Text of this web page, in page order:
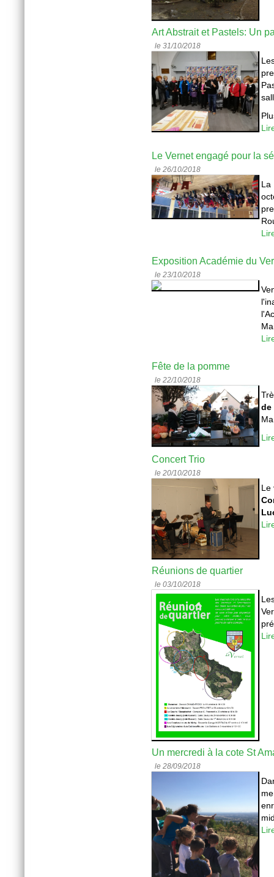
Art Abstrait et Pastels: Un
le 31/10/2018
Le Vernet engagé pour la
le 26/10/2018
Exposition Académie du
le 23/10/2018
Fête de la pomme
le 22/10/2018
de
Concert Trio
le 20/10/2018
Le
Réunions de quartier
le 03/10/2018
Un mercredi à la cote St
le 28/09/2018